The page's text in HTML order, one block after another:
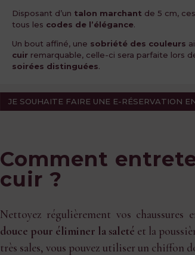
Disposant d’un talon marchant de 5 cm,
tous les codes de l’élégance.
Un bout affiné, une sobriété des couleurs
cuirremarquable, celle-ci sera parfaite lors
soirées distinguées.
JE SOUHAITE FAIRE UNE E-RÉSERVATION
Comment
cuir ?
Nettoyez régulièrement vos chaussures
douce pour éliminer la saleté et la
très sales, vous pouvez utiliser un chiffon